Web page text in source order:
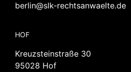
berlin@slk-rechtsanwaelte.de
HOF
Kreuzsteinstraße 30
95028 Hof